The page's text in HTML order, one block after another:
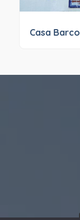
Casa Barco